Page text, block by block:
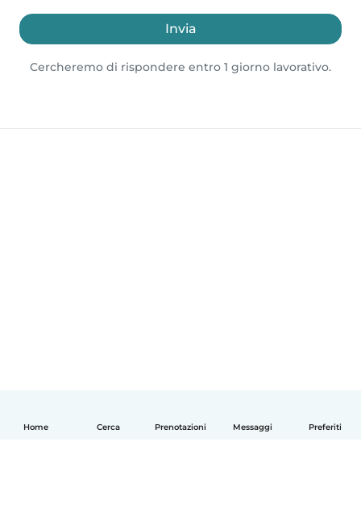
Home Cerca Prenotazioni Messaggi Preferiti
Invia
Cercheremo di rispondere entro 1 giorno lavorativo.